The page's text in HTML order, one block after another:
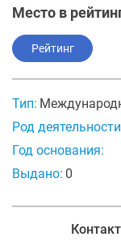
Место в
Рейтинг
Тип:
Род
Год основания:
Выдано: 0